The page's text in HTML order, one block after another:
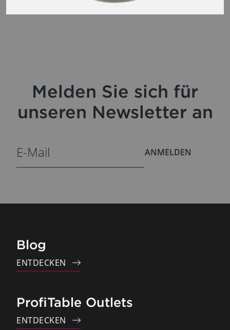
Melden Sie sich für
unseren Newsletter an
ANMELDEN
Blog
ENTDECKEN
ProfiTable Outlets
ENTDECKEN